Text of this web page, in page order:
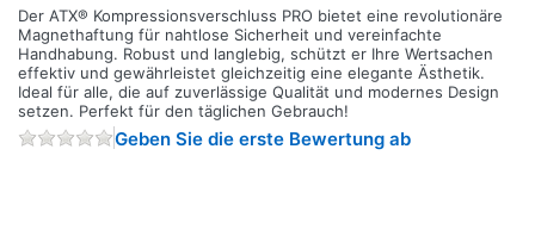
Der ATX® Kompressionsverschluss PRO bietet eine revolutionäre
Magnethaftung für nahtlose Sicherheit und vereinfachte
Handhabung. Robust und langlebig, schützt er Ihre Wertsachen
effektiv und gewährleistet gleichzeitig eine elegante Ästhetik.
Ideal für alle, die auf zuverlässige Qualität und modernes Design
setzen. Perfekt für den täglichen Gebrauch!
Geben Sie die erste Bewertung ab